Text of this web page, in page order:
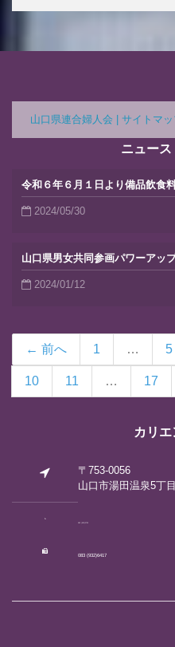
山口県連合婦人会 | サイトマ
ニュー
令和６年６月１日より備品飲食
2024/05/30
山口県男女共同参画パワーアッ
2024/01/12
← 前へ 1 … 5
10 11 … 17
カリエ
〒753-0056
山口市湯田温泉5丁
083 (932)6417